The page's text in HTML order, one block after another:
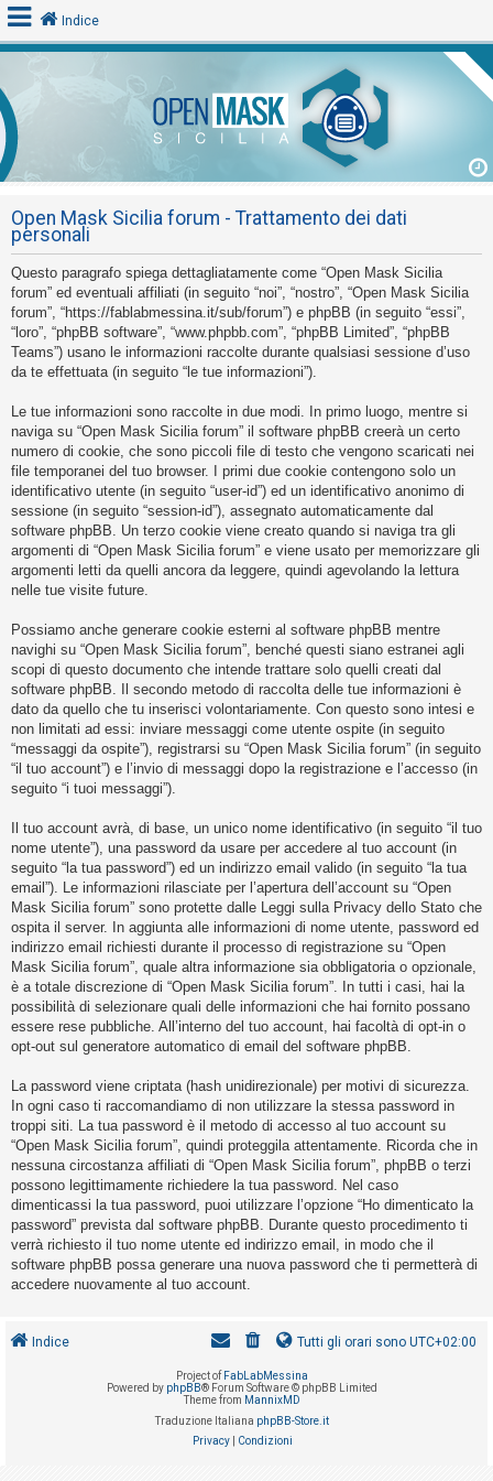
o
g
n
A
r
g
o
m
e
n
t
i
s
e
n
a
r
i
s
p
o
s
t
a
A
r
g
o
m
e
n
t
i
a
t
t
i
v
i
Indice
Open Mask Sicilia forum - Trattamento dei dati
personali
Questo paragrafo spiega dettagliatamente come “Open Mask Sicilia
forum” ed eventuali affiliati (in seguito “noi”, “nostro”, “Open Mask Sicilia
forum”, “https://fablabmessina.it/sub/forum”) e phpBB (in seguito “essi”,
“loro”, “phpBB software”, “www.phpbb.com”, “phpBB Limited”, “phpBB
Teams”) usano le informazioni raccolte durante qualsiasi sessione d’uso
da te effettuata (in seguito “le tue informazioni”).
Le tue informazioni sono raccolte in due modi. In primo luogo, mentre si
naviga su “Open Mask Sicilia forum” il software phpBB creerà un certo
numero di cookie, che sono piccoli file di testo che vengono scaricati nei
file temporanei del tuo browser. I primi due cookie contengono solo un
identificativo utente (in seguito “user-id”) ed un identificativo anonimo di
sessione (in seguito “session-id”), assegnato automaticamente dal
software phpBB. Un terzo cookie viene creato quando si naviga tra gli
argomenti di “Open Mask Sicilia forum” e viene usato per memorizzare gli
argomenti letti da quelli ancora da leggere, quindi agevolando la lettura
nelle tue visite future.
Possiamo anche generare cookie esterni al software phpBB mentre
navighi su “Open Mask Sicilia forum”, benché questi siano estranei agli
scopi di questo documento che intende trattare solo quelli creati dal
software phpBB. Il secondo metodo di raccolta delle tue informazioni è
dato da quello che tu inserisci volontariamente. Con questo sono intesi e
non limitati ad essi: inviare messaggi come utente ospite (in seguito
“messaggi da ospite”), registrarsi su “Open Mask Sicilia forum” (in seguito
“il tuo account”) e l’invio di messaggi dopo la registrazione e l’accesso (in
seguito “i tuoi messaggi”).
Il tuo account avrà, di base, un unico nome identificativo (in seguito “il tuo
nome utente”), una password da usare per accedere al tuo account (in
seguito “la tua password”) ed un indirizzo email valido (in seguito “la tua
email”). Le informazioni rilasciate per l’apertura dell’account su “Open
Mask Sicilia forum” sono protette dalle Leggi sulla Privacy dello Stato che
ospita il server. In aggiunta alle informazioni di nome utente, password ed
indirizzo email richiesti durante il processo di registrazione su “Open
Mask Sicilia forum”, quale altra informazione sia obbligatoria o opzionale,
è a totale discrezione di “Open Mask Sicilia forum”. In tutti i casi, hai la
possibilità di selezionare quali delle informazioni che hai fornito possano
essere rese pubbliche. All’interno del tuo account, hai facoltà di opt-in o
opt-out sul generatore automatico di email del software phpBB.
La password viene criptata (hash unidirezionale) per motivi di sicurezza.
In ogni caso ti raccomandiamo di non utilizzare la stessa password in
troppi siti. La tua password è il metodo di accesso al tuo account su
“Open Mask Sicilia forum”, quindi proteggila attentamente. Ricorda che in
nessuna circostanza affiliati di “Open Mask Sicilia forum”, phpBB o terzi
possono legittimamente richiedere la tua password. Nel caso
dimenticassi la tua password, puoi utilizzare l’opzione “Ho dimenticato la
password” prevista dal software phpBB. Durante questo procedimento ti
verrà richiesto il tuo nome utente ed indirizzo email, in modo che il
software phpBB possa generare una nuova password che ti permetterà di
accedere nuovamente al tuo account.
Indice Tutti gli orari sono UTC+02:00
Project of FabLabMessina
Powered by phpBB® Forum Software © phpBB Limited
Theme from MannixMD
Traduzione Italiana phpBB-Store.it
Privacy| Condizioni